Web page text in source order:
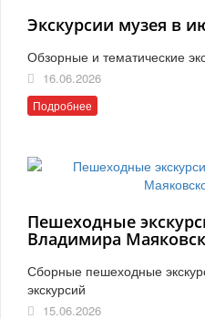
Экскурсии музея в
Обзорные и тематические
16.06.2026
Подробнее
Пешеходные
Владимира
Сборные пешеходные
экскурсий
15.06.2026